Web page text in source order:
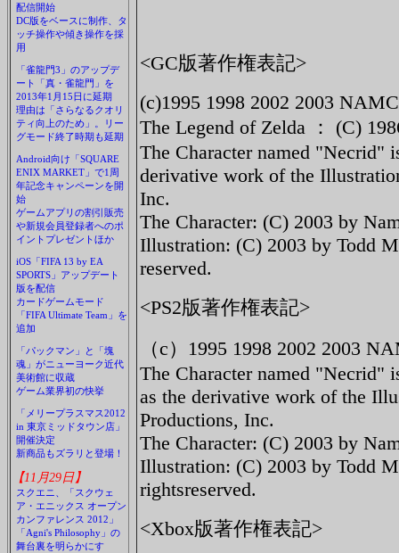
配信開始
DC版をベースに制作、タ
ッチ操作や傾き操作を採
用
「雀龍門3」のアップデ
ート「真・雀龍門」を
2013年1月15日に延期
理由は「さらなるクオリ
ティ向上のため」。リー
グモード終了時期も延期
Android向け「SQUARE
ENIX MARKET」で1周
年記念キャンペーンを開
始
ゲームアプリの割引販売
や新規会員登録者へのポ
イントプレゼントほか
iOS「FIFA 13 by EA
SPORTS」アップデート
版を配信
カードゲームモード
「FIFA Ultimate Team」を
追加
「パックマン」と「塊
魂」がニューヨーク近代
美術館に収蔵
ゲーム業界初の快挙
「メリープラスマス2012
in 東京ミッドタウン店」
開催決定
新商品もズラリと登場！
【11月29日】
スクエニ、「スクウェ
ア・エニックス オープン
カンファレンス 2012」
「Agni's Philosophy」の
舞台裏を明らかにす
<GC版著作権表記>
(c)1995 1998 2002 2003
The Legend of Zelda ： (C)
The Character named "Necrid"
derivative work of the
Inc.
The Character: (C) 2003 by
Illustration: (C) 2003 by Todd
reserved.
<PS2版著作権表記>
（c）1995 1998 2002 2003
The Character named "Necrid"
as the derivative work of the
Productions, Inc.
The Character: (C) 2003 by
Illustration: (C) 2003 by Todd
rightsreserved.
<Xbox版著作権表記>